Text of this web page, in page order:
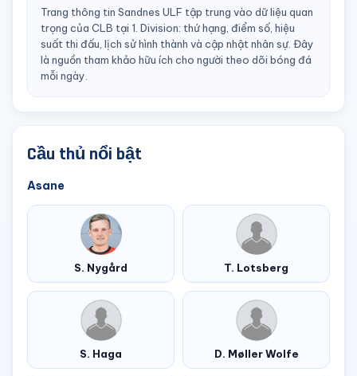
Trang thông tin Sandnes ULF tập trung vào dữ liệu quan
trọng của CLB tại 1. Division: thứ hạng, điểm số, hiệu
suất thi đấu, lịch sử hình thành và cập nhật nhân sự. Đây
là nguồn tham khảo hữu ích cho người theo dõi bóng đá
mỗi ngày.
Cầu thủ nổi bật
Asane
S. Nygård T. Lotsberg
S. Haga D. Møller Wolfe